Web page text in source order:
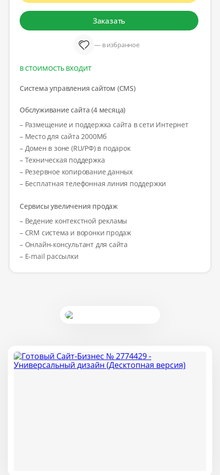
Заказать
— в избранное
В СТОИМОСТЬ ВХОДИТ
Система управления сайтом (CMS)
Обслуживание сайта (4 месяца)
– Размещение и поддержка сайта в сети Интернет
– Место для сайта 2000Мб
– Домен в зоне (RU/РФ) в подарок
– Техническая поддержка
– Резервное копирование данных
– Бесплатная телефонная линия поддержки
Сервисы увеличения продаж
– Ведение контекстной рекламы
– CRM система и воронки продаж
– Онлайн-консультант для сайта
– E-mail рассылки